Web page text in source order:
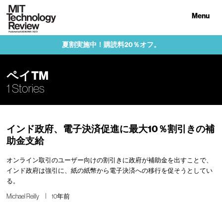
Menu
夏割実施中！購読料20％オフ。
ペイTM
1 Stories
インド政府、電子決済促進に最大10％割引きの補
助金支給
オンライン取引のユーザー向けの割引きに政府が補助金を出すことで、
インド政府は強引に、紙の紙幣から電子決済への移行を促そうとしてい
る。
Michael Reilly 10年前